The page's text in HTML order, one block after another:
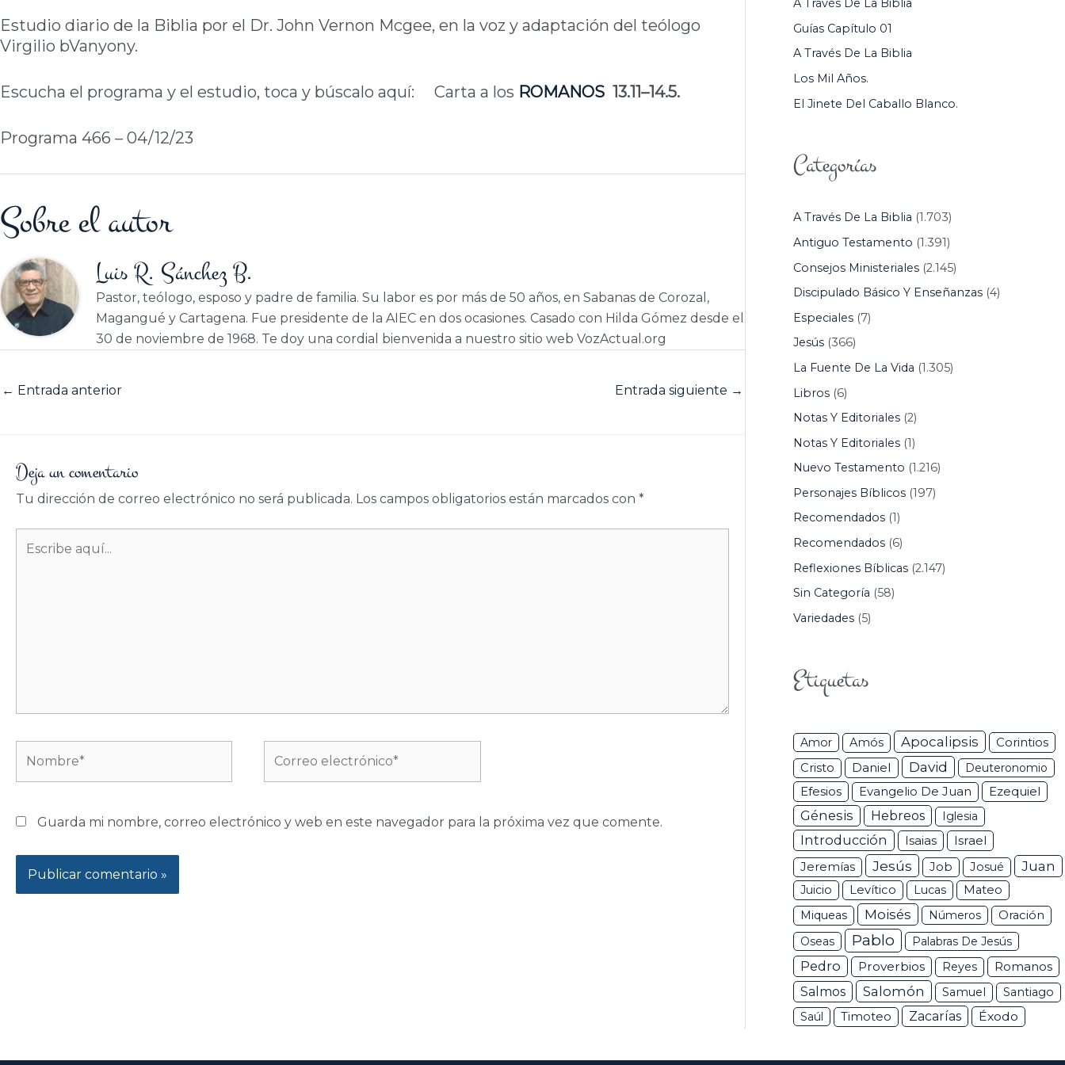
Estudio diario de la Biblia por el Dr. John Vernon Mcgee, en la voz y adaptación del teólogo
Virgilio bVanyony.
Escucha el programa y el estudio, toca y búscalo aquí: Carta a los ROMANOS 13.11–14.5.
Programa 466 – 04/12/23
Sobre el autor
Luis R. Sánchez B.
Pastor, teólogo, esposo y padre de familia. Su labor es por más de 50 años, en Sabanas de Corozal,
Magangué y Cartagena. Fue presidente de la AIEC en dos ocasiones. Casado con Hilda Gómez desde el
30 de noviembre de 1968. Te doy una cordial bienvenida a nuestro sitio web VozActual.org
← Entrada anterior Entrada siguiente →
Deja un comentario
Tu dirección de correo electrónico no será publicada. Los campos obligatorios están marcados con *
aquí...
electrónico*
Guarda mi nombre, correo electrónico y web en este navegador para la próxima vez que comente.
R
:
A Través De La Biblia
Guías Capítulo 01
A Través De La Biblia
Los Mil Años.
El Jinete Del Caballo Blanco.
Categorías
A Través De La Biblia (1.703)
Antiguo Testamento (1.391)
Consejos Ministeriales(2.145)
Discipulado Básico Y Enseñanzas(4)
Especiales(7)
Jesús(366)
La Fuente De La Vida (1.305)
Libros(6)
Notas Y Editoriales(2)
Notas Y Editoriales(1)
Nuevo Testamento (1.216)
Personajes Bíblicos(197)
Recomendados(1)
Recomendados(6)
Reflexiones Bíblicas(2.147)
Sin Categoría (58)
Variedades(5)
Etiquetas
Amor Amós Apocalipsis Corintios
Cristo Daniel David Deuteronomio
Efesios Evangelio De Juan Ezequiel
Génesis Hebreos Iglesia
Introducción Isaias Israel
Jeremías Jesús Job Josué Juan
Juicio Levítico Lucas
Mateo
Miqueas
Moisés Números
Oración
Oseas
Pablo Palabras De Jesús
Pedro Proverbios Reyes
Romanos
Salmos
Salomón Samuel
Santiago
Saúl
Timoteo Zacarías Éxodo